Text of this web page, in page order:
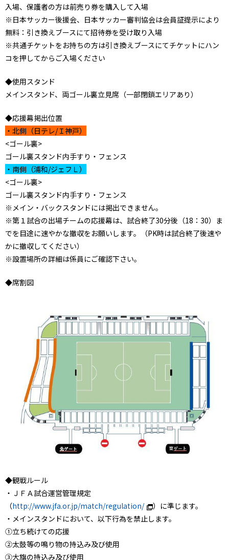
入場、保護者の方は前売り券を購入して入場
※日本サッカー後援会、日本サッカー審判協会は会員証提示により
無料：引き換えブースにて招待券を受け取り入場
※共通チケットをお持ちの方は引き換えブースにてチケットにハン
コを押してからご入場ください
◆使用スタンド
メインスタンド、両ゴール裏立見席（一部閉鎖エリアあり）
◆応援幕掲出位置
・北側（日テレ/Ｉ神戸）
<ゴール裏>
ゴール裏スタンド内手すり・フェンス
・南側（浦和/ジェフＬ）
<ゴール裏>
ゴール裏スタンド内手すり・フェンス
※メイン・バックスタンドには掲出できません。
※第１試合の出場チームの応援幕は、試合終了30分後（18：30）ま
でを目途に速やかな撤収をお願いします。（PK時は試合終了後速や
かに撤収してください）
※設置場所の詳細は係員にご確認下さい。
◆席割図
◆観戦ルール
・ＪＦＡ試合運営管理規定
（http://www.jfa.or.jp/match/regulation/
）に準じます。
・メインスタンドにおいて、以下行為を禁止します。
①立ち続けての応援
②太鼓等の鳴り物の持込み及び使用
③大旗の持込み及び使用